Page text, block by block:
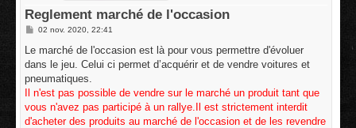
Reglement marché de l'occasion
M
s
a
g
02 nov. 2020, 22:41
Le marché de l'occasion est là pour vous permettre d'évoluer
dans le jeu. Celui ci permet d’acquérir et de vendre voitures et
pneumatiques.
Il n'est pas possible de vendre sur le marché un produit tant que
vous n'avez pas participé à un rallye.Il est strictement interdit
d'acheter des produits au marché de l'occasion et de les revendre